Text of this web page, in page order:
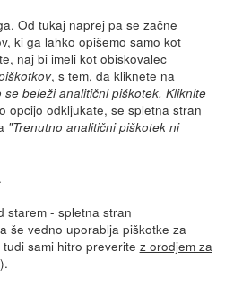
Od tukaj naprej pa se začne
ki ga lahko opišemo samo kot
naj bi imeli kot obiskovalec
, s tem, da kliknete na
se beleži analitični piškotek. Kliknite
opcijo odkljukate, se spletna stran
"Trenutno analitični piškotek ni
starem - spletna stran
še vedno uporablja piškotke za
sami hitro preverite z orodjem za
.